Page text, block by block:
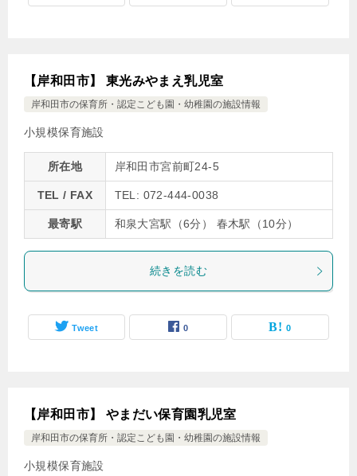
【岸和田市】 東光みやまえ乳児室
岸和田市の保育所・認定こども園・幼稚園の施設情報
小規模保育施設
所在地 岸和田市宮前町24-5
TEL / FAX TEL: 072-444-0038
最寄駅 和泉大宮駅（6分） 春木駅（10分）
続きを読む
Tweet 0 0
【岸和田市】 やまだい保育園乳児室
岸和田市の保育所・認定こども園・幼稚園の施設情報
小規模保育施設